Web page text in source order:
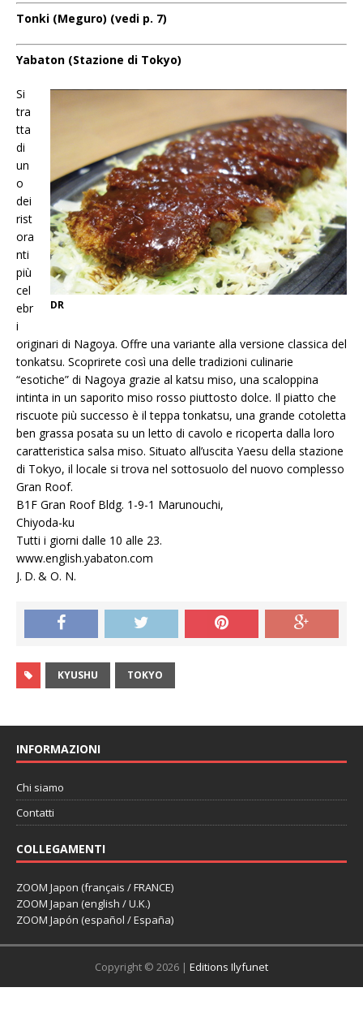
Tonki (Meguro) (vedi p. 7)
Yabaton (Stazione di Tokyo)
DR
Si
tra
tta
di
un
o
dei
rist
ora
nti
più
cel
ebr
i
originari di Nagoya. Offre una variante alla versione classica del
tonkatsu. Scoprirete così una delle tradizioni culinarie
“esotiche” di Nagoya grazie al katsu miso, una scaloppina
intinta in un saporito miso rosso piuttosto dolce. Il piatto che
riscuote più successo è il teppa tonkatsu, una grande cotoletta
ben grassa posata su un letto di cavolo e ricoperta dalla loro
caratteristica salsa miso. Situato all’uscita Yaesu della stazione
di Tokyo, il locale si trova nel sottosuolo del nuovo complesso
Gran Roof.
B1F Gran Roof Bldg. 1-9-1 Marunouchi,
Chiyoda-ku
Tutti i giorni dalle 10 alle 23.
www.english.yabaton.com
J. D. & O. N.
KYUSHU TOKYO
INFORMAZIONI
Chi siamo
Contatti
COLLEGAMENTI
ZOOM Japon (français / FRANCE)
ZOOM Japan (english / U.K.)
ZOOM Japón (español / España)
Copyright © 2026 | Editions Ilyfunet